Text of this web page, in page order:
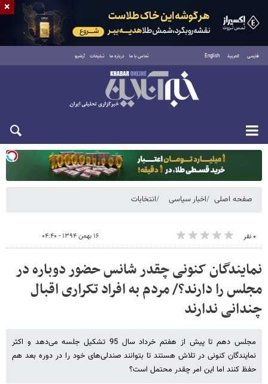
فارسی العربية English تماس با ما درباره ما تبلیغات آرشیو
یکشنبه ۱۸ مرداد ۱۴۰۵
صفحه اصلی اخبار سیاسی انتخابات
۰ نفر ۱۶ بهمن ۱۳۹۴ - ۰۴:۴۰
نمایندگان کنونی چقدر شانس حضور دوباره در
مجلس را دارند؟/ مردم به افراد تکراری اقبال
چندانی ندارند
مجلس دهم تا پیش از هفتم خرداد سال 95 تشکیل جلسه می‌دهد و اکثر
نمایندگان کنونی در تلاش هستند تا بتوانند صندلی‌های خود را در دوره بعد هم
حفظ کنند اما این امر چقدر محتمل است؟
×